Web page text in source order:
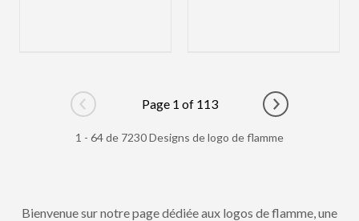
Go to previous page
Page 1 of 113
Go to next
1 - 64 de 7230 Designs de logo de flamme
Bienvenue sur notre page dédiée aux logos de flamme, une